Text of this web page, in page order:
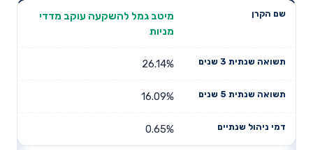
שנתית 3
תשואה
דמי ניהול
מיטב גמל להשקעה עוקב מדדי
מניות
26.14%
16.09%
0.65%